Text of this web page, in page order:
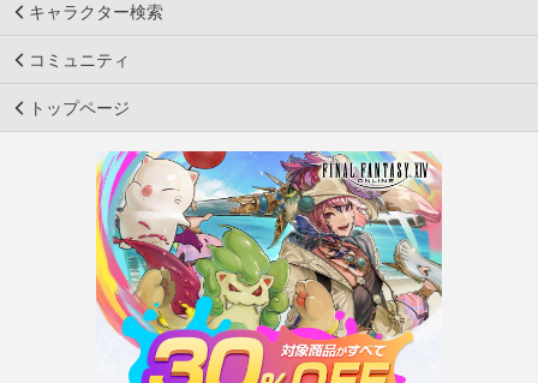
キャラクター検索
コミュニティ
トップページ